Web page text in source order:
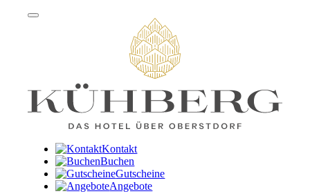
Kontakt
Buchen
Gutscheine
Angebote